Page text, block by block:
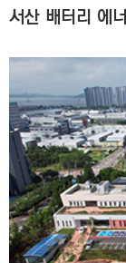
서산 배터리 에